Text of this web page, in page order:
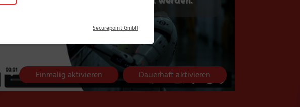
Einmalig aktivieren Dauerhaft aktivieren
Securepoint GmbH